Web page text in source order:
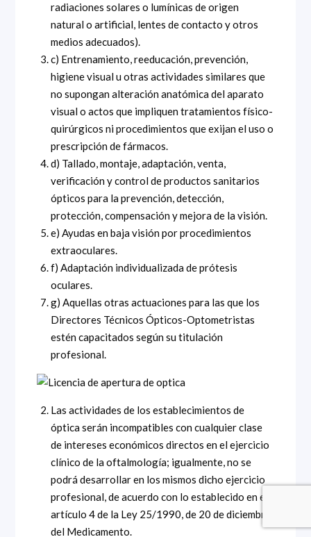
radiaciones solares o lumínicas de origen
natural o artificial, lentes de contacto y otros
medios adecuados).
c) Entrenamiento, reeducación, prevención,
higiene visual u otras actividades similares que
no supongan alteración anatómica del aparato
visual o actos que impliquen tratamientos físico-
quirúrgicos ni procedimientos que exijan el uso o
prescripción de fármacos.
d) Tallado, montaje, adaptación, venta,
verificación y control de productos sanitarios
ópticos para la prevención, detección,
protección, compensación y mejora de la visión.
e) Ayudas en baja visión por procedimientos
extraoculares.
f) Adaptación individualizada de prótesis
oculares.
g) Aquellas otras actuaciones para las que los
Directores Técnicos Ópticos-Optometristas
estén capacitados según su titulación
profesional.
Las actividades de los establecimientos de
óptica serán incompatibles con cualquier clase
de intereses económicos directos en el ejercicio
clínico de la oftalmología; igualmente, no se
podrá desarrollar en los mismos dicho ejercicio
profesional, de acuerdo con lo establecido en el
artículo 4 de la Ley 25/1990, de 20 de diciembre,
del Medicamento.